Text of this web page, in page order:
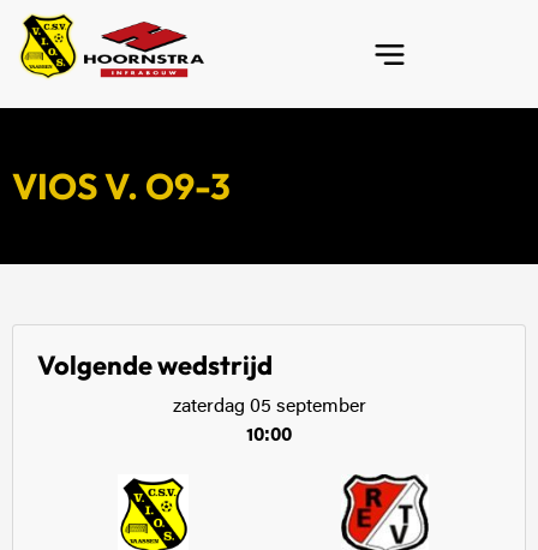
VIOS V. O9-3
Volgende wedstrijd
zaterdag 05 september
10:00